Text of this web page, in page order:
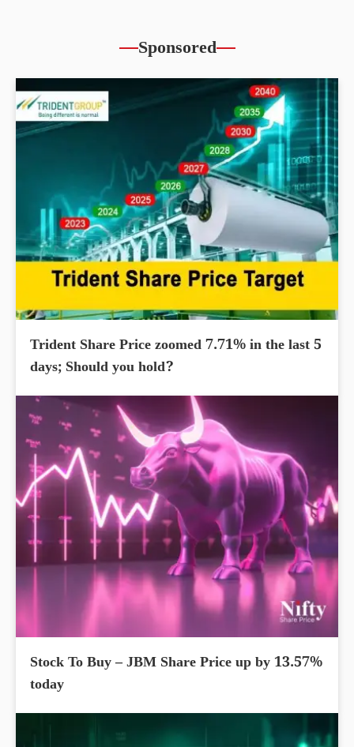
Sponsored
Trident Share Price zoomed 7.71% in the last 5
days; Should you hold?
Stock To Buy – JBM Share Price up by 13.57%
today